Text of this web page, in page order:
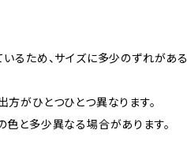
るため、サイズに多少のずれがある
がひとつひとつ異なります。
と多少異なる場合があります。